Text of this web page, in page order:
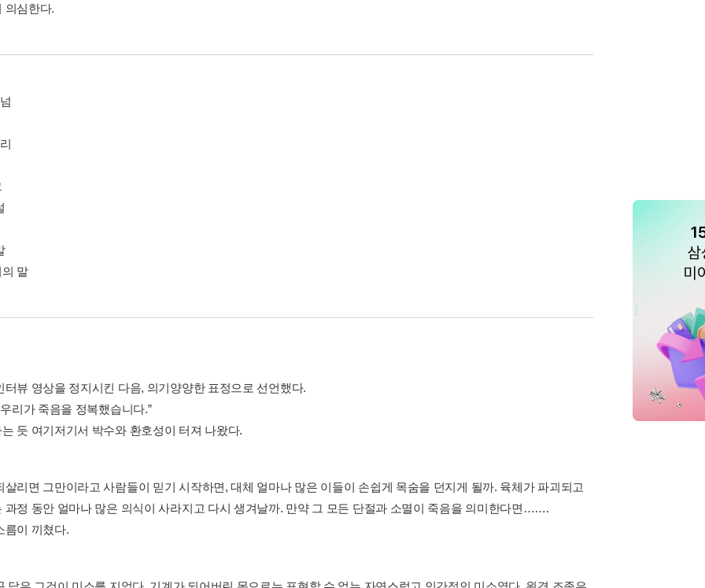
의심한다.
말
터뷰 영상을 정지시킨 다음, 의기양양한 표정으로 선언했다.
리가 죽음을 정복했습니다.”
듯 여기저기서 박수와 환호성이 터져 나왔다.
살리면 그만이라고 사람들이 믿기 시작하면, 대체 얼마나 많은 이들이 손쉽게 목숨을 던지게 될까. 육체가 파괴되고
과정 동안 얼마나 많은 의식이 사라지고 다시 생겨날까. 만약 그 모든 단절과 소멸이 죽음을 의미한다면…….
름이 끼쳤다.